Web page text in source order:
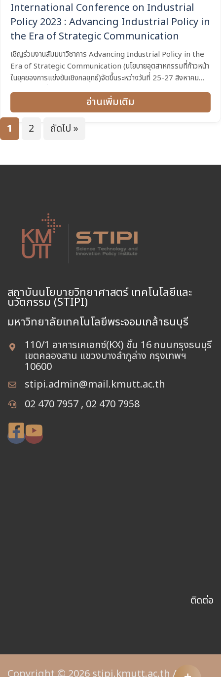
International Conference on Industrial
Policy 2023 : Advancing Industrial Policy in
the Era of Strategic Communication
เชิญร่วมงานสัมมนาวิชาการ Advancing Industrial Policy in the
Era of Strategic Communication (นโยบายอุตสาหกรรมที่ก้าวหน้า
ในยุคของการแข่งขันเชิงกลยุทธ์)จัดขึ้นระหว่างวันที่ 25-27 สิงหาคม
พ.ศ. 2566 ที่ โรงแรมอนันตรา ริเวอร์ไซด์ กรุงเทพฯ Keynote...
อ่านเพิ่มเติม
1
2 ถัดไป »
สถาบันนโยบายวิทยาศาสตร์ เทคโนโลยีและ
นวัตกรรม (STIPI)
110/1 อาคารเคเอกซ์(KX) ชั้น 16 ถนนกรุงธนบุรี
เขตคลองสาน แขวงบางลำภูล่าง กรุงเทพฯ
10600
stipi.admin@mail.kmutt.ac.th
02 470 7957 , 02 470 7958
ติดต่อ
Copyright © 2026 stipi.kmutt.ac.th All